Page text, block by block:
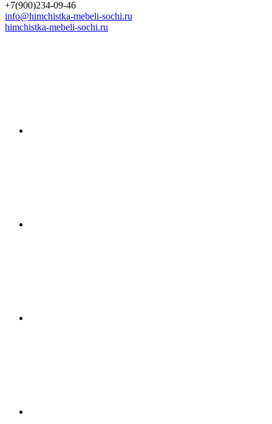
+7(900)234-09-46
info@himchistka-mebeli-sochi.ru
himchistka-mebeli-sochi.ru